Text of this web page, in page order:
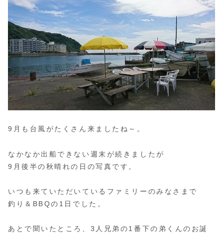
9月も台風がたくさん来ましたね～。
なかなか出船できない週末が続きましたが
9月後半の秋晴れの日の写真です。
いつも来ていただいているファミリーのみなさまで
釣り＆BBQの1日でした。
あとで聞いたところ、3人兄弟の1番下の弟くんのお誕